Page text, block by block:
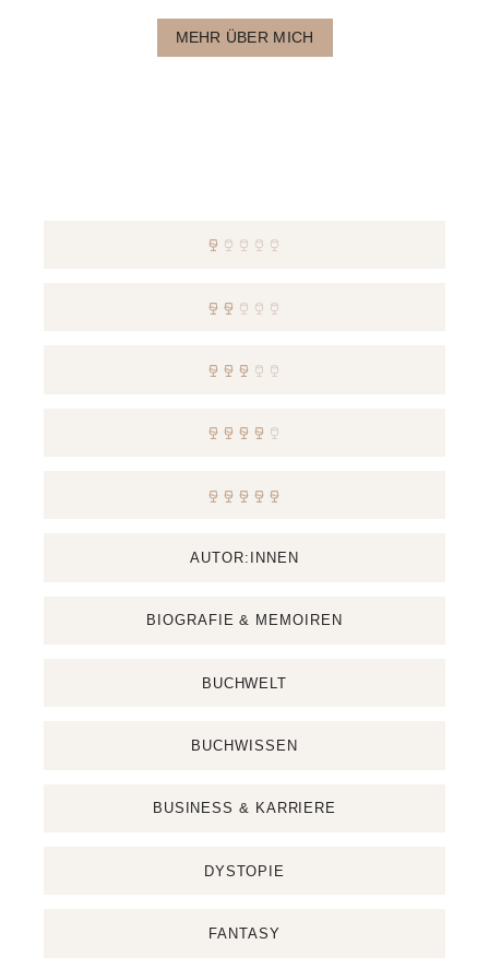
MEHR ÜBER MICH
AUTOR:INNEN
BIOGRAFIE & MEMOIREN
BUCHWELT
BUCHWISSEN
BUSINESS & KARRIERE
DYSTOPIE
FANTASY